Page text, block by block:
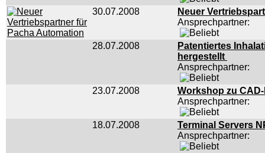
30.07.2008
Neuer
Ansprechpartner:
28.07.2008
Patentiertes
hergestellt
Ansprechpartner:
23.07.2008
Workshop zu
Ansprechpartner:
18.07.2008
Terminal Servers
Ansprechpartner: